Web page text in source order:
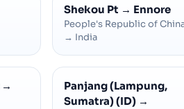
Shekou Pt → Ennore
People's Republic of
→ India
→
Panjang (Lampung,
Sumatra) (ID) →